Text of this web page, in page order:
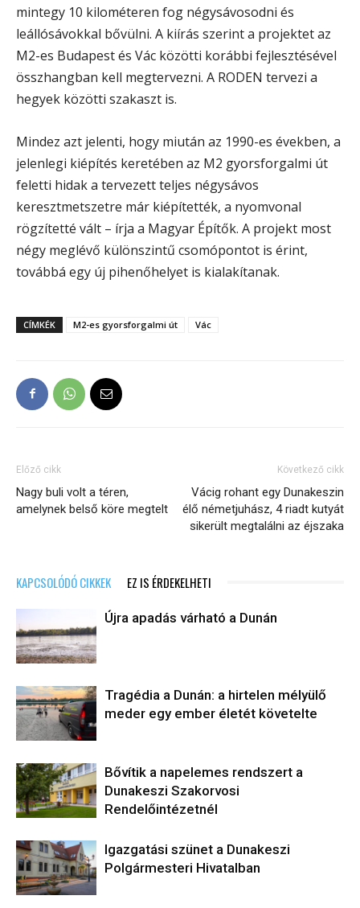
mintegy 10 kilométeren fog négysávosodni és
leállósávokkal bővülni. A kiírás szerint a projektet az
M2-es Budapest és Vác közötti korábbi fejlesztésével
összhangban kell megtervezni. A RODEN tervezi a
hegyek közötti szakaszt is.
Mindez azt jelenti, hogy miután az 1990-es években, a
jelenlegi kiépítés keretében az M2 gyorsforgalmi út
feletti hidak a tervezett teljes négysávos
keresztmetszetre már kiépítették, a nyomvonal
rögzítetté vált – írja a Magyar Építők. A projekt most
négy meglévő különszintű csomópontot is érint,
továbbá egy új pihenőhelyet is kialakítanak.
CÍMKÉK M2-es gyorsforgalmi út Vác
Előző cikk
Nagy buli volt a téren,
amelynek belső köre megtelt
Következő cikk
Vácig rohant egy Dunakeszin
élő németjuhász, 4 riadt kutyát
sikerült megtalálni az éjszaka
KAPCSOLÓDÓ CIKKEK EZ IS ÉRDEKELHETI
Újra apadás várható a Dunán
Tragédia a Dunán: a hirtelen mélyülő
meder egy ember életét követelte
Bővítik a napelemes rendszert a
Dunakeszi Szakorvosi
Rendelőintézetnél
Igazgatási szünet a Dunakeszi
Polgármesteri Hivatalban